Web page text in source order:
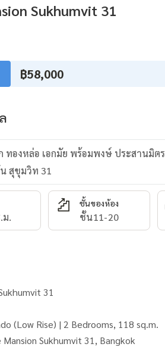
Sukhumvit 31
฿58,000
ทองหล่อ เอกมัย พร้อมพงษ์ ประสานมิตร
สุขุมวิท 31
ม.
ชั้นของห้อง
ชั้น11-20
31
(Low Rise) | 2 Bedrooms, 118 sq.m.
Sukhumvit 31, Bangkok